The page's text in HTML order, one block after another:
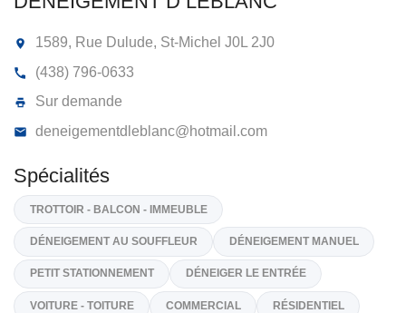
DÉNEIGEMENT D LEBLANC
1589, Rue Dulude, St-Michel
(438) 796-0633
Sur demande
deneigementdleblanc@hotmail.com